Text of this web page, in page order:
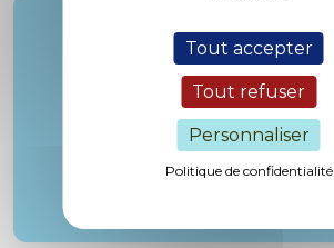
Tout accepter
Tout refuser
Personnaliser
Politique de confidentialité
Rapporteur :
M. Lioger